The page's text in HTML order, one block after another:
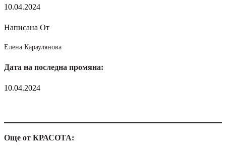
10.04.2024
Написана От
Елена Караулянова
Дата на последна промяна:
10.04.2024
Още от КРАСОТА: